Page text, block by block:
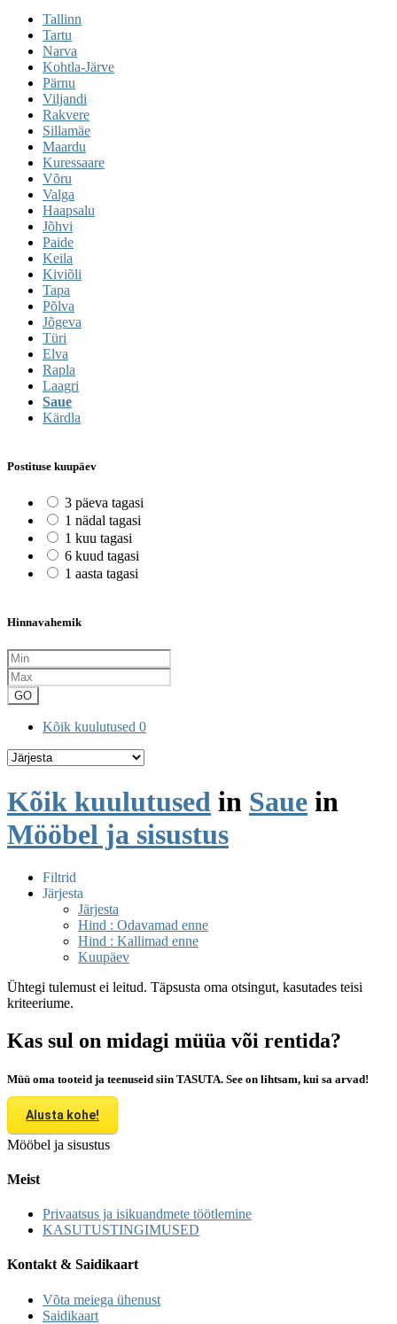
Tallinn
Tartu
Narva
Kohtla-Järve
Pärnu
Viljandi
Rakvere
Sillamäe
Maardu
Kuressaare
Võru
Valga
Haapsalu
Jõhvi
Paide
Keila
Kiviõli
Tapa
Põlva
Jõgeva
Türi
Elva
Rapla
Laagri
Saue
Kärdla
Postituse kuupäev
3 päeva tagasi
1 nädal tagasi
1 kuu tagasi
6 kuud tagasi
1 aasta tagasi
Hinnavahemik
GO
Kõik kuulutused 0
Kõik kuulutused in Saue in
Mööbel ja sisustus
Filtrid
Järjesta
Järjesta
Hind : Odavamad enne
Hind : Kallimad enne
Kuupäev
Ühtegi tulemust ei leitud. Täpsusta oma otsingut, kasutades teisi
kriteeriume.
Kas sul on midagi müüa või rentida?
Müü oma tooteid ja teenuseid siin TASUTA. See on lihtsam, kui sa arvad!
Alusta kohe!
Mööbel ja sisustus
Meist
Privaatsus ja isikuandmete töötlemine
KASUTUSTINGIMUSED
Kontakt & Saidikaart
Võta meiega ühenust
Saidikaart